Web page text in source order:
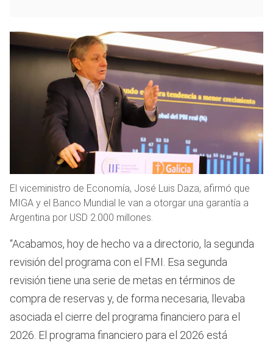
El viceministro de Economía, José Luis Daza, afirmó que
MIGA y el Banco Mundial le van a otorgar una garantía a
Argentina por USD 2.000 millones.
“Acabamos, hoy de hecho va a directorio, la segunda
revisión del programa con el FMI. Esa segunda
revisión tiene una serie de metas en términos de
compra de reservas y, de forma necesaria, llevaba
asociada el cierre del programa financiero para el
2026. El programa financiero para el 2026 está